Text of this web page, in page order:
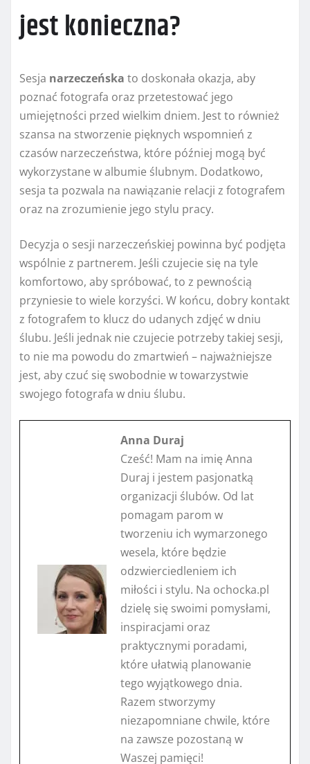
jest konieczna?
Sesja narzeczeńska to doskonała okazja, aby
poznać fotografa oraz przetestować jego
umiejętności przed wielkim dniem. Jest to również
szansa na stworzenie pięknych wspomnień z
czasów narzeczeństwa, które później mogą być
wykorzystane w albumie ślubnym. Dodatkowo,
sesja ta pozwala na nawiązanie relacji z fotografem
oraz na zrozumienie jego stylu pracy.
Decyzja o sesji narzeczeńskiej powinna być podjęta
wspólnie z partnerem. Jeśli czujecie się na tyle
komfortowo, aby spróbować, to z pewnością
przyniesie to wiele korzyści. W końcu, dobry kontakt
z fotografem to klucz do udanych zdjęć w dniu
ślubu. Jeśli jednak nie czujecie potrzeby takiej sesji,
to nie ma powodu do zmartwień – najważniejsze
jest, aby czuć się swobodnie w towarzystwie
swojego fotografa w dniu ślubu.
Anna Duraj
Cześć! Mam na imię Anna
Duraj i jestem pasjonatką
organizacji ślubów. Od lat
pomagam parom w
tworzeniu ich wymarzonego
wesela, które będzie
odzwierciedleniem ich
miłości i stylu. Na ochocka.pl
dzielę się swoimi pomysłami,
inspiracjami oraz
praktycznymi poradami,
które ułatwią planowanie
tego wyjątkowego dnia.
Razem stworzymy
niezapomniane chwile, które
na zawsze pozostaną w
Waszej pamięci!